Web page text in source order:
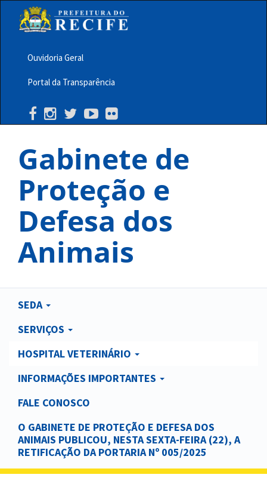
principalMenu
Barra
Topo
PCR
Ouvidoria Geral
Portal da Transparência
Gabinete de
Proteção e
Defesa dos
Animais
Main
navigation
SEDA
SERVIÇOS
HOSPITAL VETERINÁRIO
INFORMAÇÕES IMPORTANTES
FALE CONOSCO
O GABINETE DE PROTEÇÃO E DEFESA DOS
ANIMAIS PUBLICOU, NESTA SEXTA-FEIRA (22), A
RETIFICAÇÃO DA PORTARIA Nº 005/2025